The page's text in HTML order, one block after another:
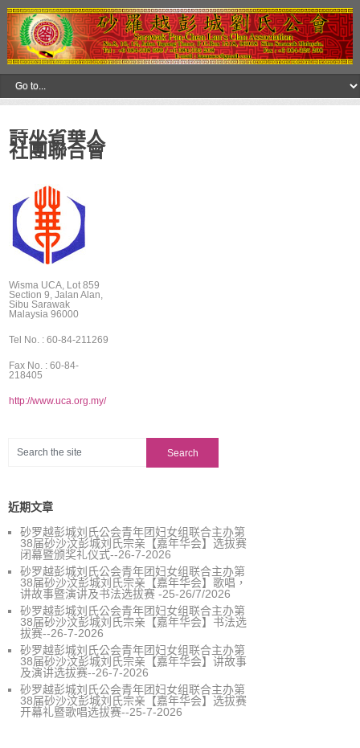
詩巫省華人
社團聯合會
Wisma UCA, Lot 859
Section 9, Jalan Alan,
Sibu Sarawak
Malaysia 96000
Tel No. : 60-84-211269
Fax No. : 60-84-
218405
http://www.uca.org.my/
近期文章
砂罗越彭城刘氏公会青年团妇女组联合主办第
38届砂沙汶彭城刘氏宗亲【嘉年华会】选拔赛
闭幕暨颁奖礼仪式--26-7-2026
砂罗越彭城刘氏公会青年团妇女组联合主办第
38届砂沙汶彭城刘氏宗亲【嘉年华会】歌唱，
讲故事暨演讲及书法选拔赛 -25-26/7/2026
砂罗越彭城刘氏公会青年团妇女组联合主办第
38届砂沙汶彭城刘氏宗亲【嘉年华会】书法选
拔赛--26-7-2026
砂罗越彭城刘氏公会青年团妇女组联合主办第
38届砂沙汶彭城刘氏宗亲【嘉年华会】讲故事
及演讲选拔赛--26-7-2026
砂罗越彭城刘氏公会青年团妇女组联合主办第
38届砂沙汶彭城刘氏宗亲【嘉年华会】选拔赛
开幕礼暨歌唱选拔赛--25-7-2026